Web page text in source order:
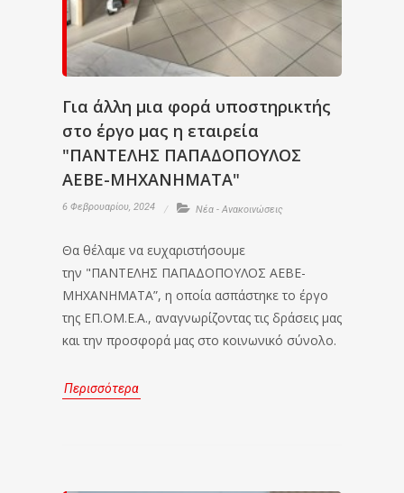
Για άλλη μια φορά υποστηρικτής
στο έργο μας η εταιρεία
"ΠΑΝΤΕΛΗΣ ΠΑΠΑΔΟΠΟΥΛΟΣ
ΑΕΒΕ-ΜΗΧΑΝΗΜΑΤΑ"
6 Φεβρουαρίου, 2024 Νέα - Ανακοινώσεις
Θα θέλαμε να ευχαριστήσουμε
την "ΠΑΝΤΕΛΗΣ ΠΑΠΑΔΟΠΟΥΛΟΣ ΑΕΒΕ-
ΜΗΧΑΝΗΜΑΤΑ”, η οποία ασπάστηκε το έργο
της ΕΠ.ΟΜ.Ε.Α., αναγνωρίζοντας τις δράσεις μας
και την προσφορά μας στο κοινωνικό σύνολο.
Περισσότερα